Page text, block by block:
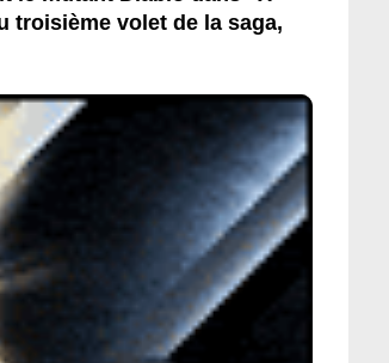
troisième volet de la saga,